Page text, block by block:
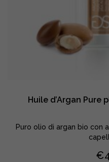
Huile d’Argan Pure
Puro olio di argan bio con
€